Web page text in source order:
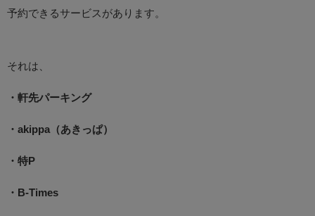
予約できるサービスがあります。
それは、
・軒先パーキング
・akippa（あきっぱ）
・特P
・B-Times